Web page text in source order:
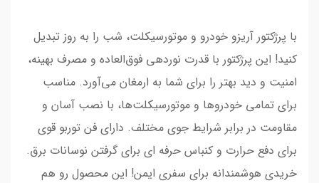
با پرژکتور آریزو خودرو و موتورسیکلت، شب را به روز تبدیل
کنید! این پرژکتور با قدرت نوردهی فوق‌العاده و مصرف بهینه،
امنیت و دید بهتر را برای شما به ارمغان می‌آورد. مناسب
برای تمامی خودروها و موتورسیکلت‌ها، با نصب آسان و
مقاومت در برابر شرایط جوی مختلف. دارای فن توربو قوی
برای دفع حرارت و کنباس حرفه ای برای گرفتن نوسانات برق.
خریدی هوشمندانه برای سفری ایمن! این محصول رو هم